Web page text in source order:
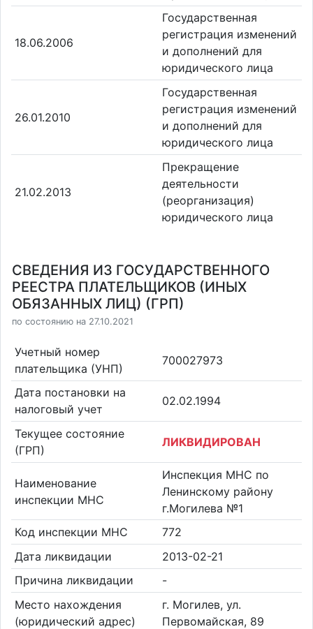
18.06.2006
Государственная
регистрация изменений
и дополнений для
юридического лица
26.01.2010
Государственная
регистрация изменений
и дополнений для
юридического лица
21.02.2013
Прекращение
деятельности
(реорганизация)
юридического лица
СВЕДЕНИЯ ИЗ ГОСУДАРСТВЕННОГО
РЕЕСТРА ПЛАТЕЛЬЩИКОВ (ИНЫХ
ОБЯЗАННЫХ ЛИЦ) (ГРП)
по состоянию на 27.10.2021
Учетный номер
плательщика (УНП)
700027973
Дата постановки на
налоговый учет
02.02.1994
Текущее состояние
(ГРП)
ЛИКВИДИРОВАН
Наименование
инспекции МНС
Инспекция МНС по
Ленинскому району
г.Могилева №1
Код инспекции МНС
772
Дата ликвидации
2013-02-21
Причина ликвидации
-
Место нахождения
(юридический адрес)
г. Могилев, ул.
Первомайская, 89